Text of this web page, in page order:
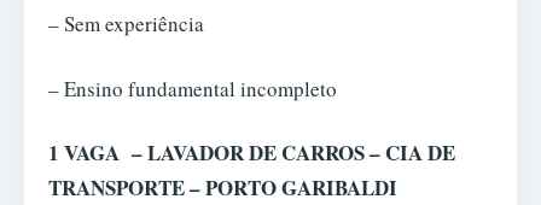
– Sem experiência
– Ensino fundamental incompleto
1 VAGA – LAVADOR DE CARROS – CIA DE
TRANSPORTE – PORTO GARIBALDI